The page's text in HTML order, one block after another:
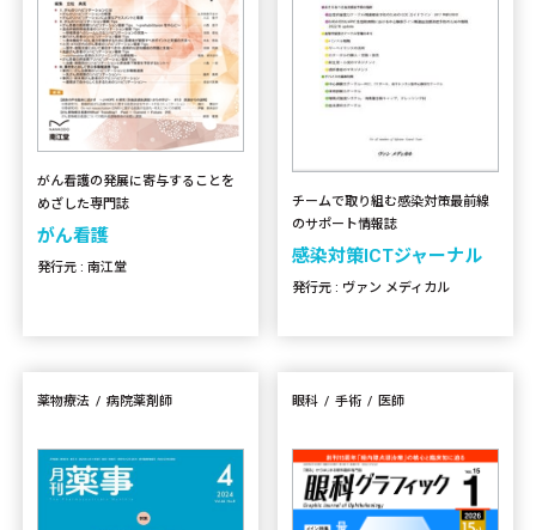
がん看護の発展に寄与することを
めざした専門誌
がん看護
発行元 : 南江堂
チームで取り組む感染対策最前線
のサポート情報誌
感染対策ICTジャーナル
発行元 : ヴァン メディカル
薬物療法 病院薬剤師 眼科 手術 医師